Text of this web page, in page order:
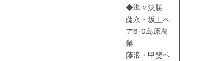
◆準々決勝
藤永・坂上ペ
ア6-0島原農
業
藤浪・甲斐ペ